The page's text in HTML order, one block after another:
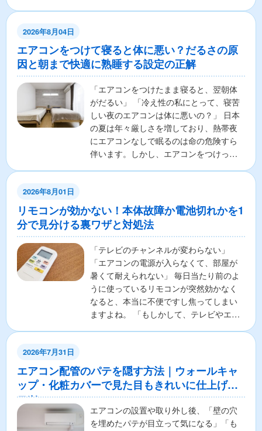
2026年8月04日
エアコンをつけて寝ると体に悪い？だるさの原
因と朝まで快適に熟睡する設定の正解
「エアコンをつけたまま寝ると、翌朝体
がだるい」 「冷え性の私にとって、寝苦
しい夜のエアコンは体に悪いの？」 日本
の夏は年々厳しさを増しており、熱帯夜
にエアコンなしで眠るのは命の危険すら
伴います。しかし、エアコンをつけっぱ
2026年8月01日
リモコンが効かない！本体故障か電池切れかを1
分で見分ける裏ワザと対処法
「テレビのチャンネルが変わらない」
「エアコンの電源が入らなくて、部屋が
暑くて耐えられない」 毎日当たり前のよ
うに使っているリモコンが突然効かなく
なると、本当に不便ですし焦ってしまい
ますよね。 「もしかして、テレビやエア
2026年7月31日
エアコン配管のパテを隠す方法｜ウォールキャ
ップ・化粧カバーで見た目もきれいに仕上げる
コツ
エアコンの設置や取り外し後、「壁の穴
を埋めたパテが目立って気になる」「も